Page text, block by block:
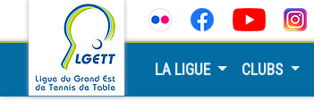
LA LIGUE CLUBS